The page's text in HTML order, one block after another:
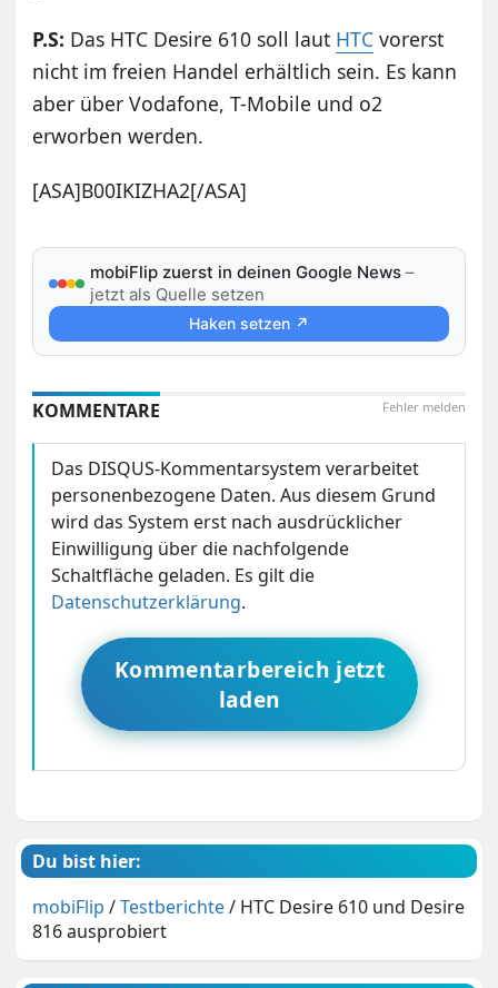
P.S: Das HTC Desire 610 soll laut HTC vorerst
nicht im freien Handel erhältlich sein. Es kann
aber überVodafone, T-Mobile und o2
erworben werden.
[ASA]B00IKIZHA2[/ASA]
mobiFlip zuerst in deinen Google News –
jetzt als Quelle setzen
Haken setzen ↗
Fehler melden
KOMMENTARE
Das DISQUS-Kommentarsystem verarbeitet
personenbezogene Daten. Aus diesem Grund
wird das System erst nach ausdrücklicher
Einwilligung über die nachfolgende
Schaltfläche geladen. Es gilt die
Datenschutzerklärung.
Kommentarbereich jetzt
laden
Du bist hier:
mobiFlip /Testberichte/ HTC Desire 610 und Desire
816 ausprobiert